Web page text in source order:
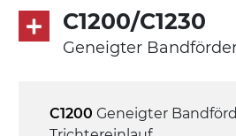
3,4 m/Minute
Steuerung
C1200/C1230
Geneigter
C1200 Geneigter